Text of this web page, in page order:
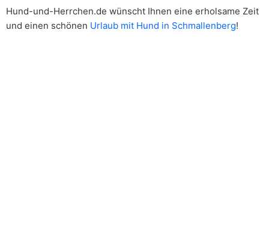
Hund-und-Herrchen.de wünscht Ihnen eine erholsame Zeit
und einen schönen Urlaub mit Hund in Schmallenberg!